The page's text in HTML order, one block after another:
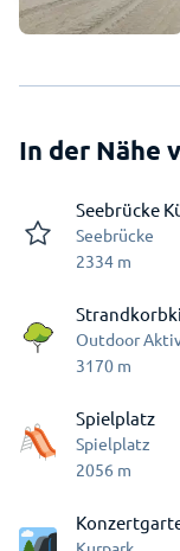
In der Nähe
Seebrücke
Seebrücke
2334 m
Outdoor
3170 m
Spielplatz
Spielplatz
2056 m